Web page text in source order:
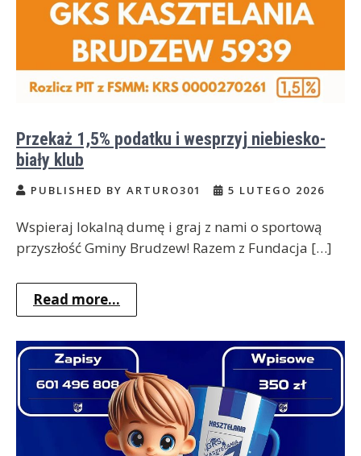
Przekaż 1,5% podatku i wesprzyj niebiesko-
biały klub
PUBLISHED BY ARTURO301 5 LUTEGO 2026
Wspieraj lokalną dumę i graj z nami o sportową
przyszłość Gminy Brudzew! Razem z Fundacja […]
Read more...